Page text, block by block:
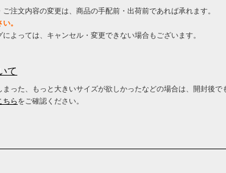
注文内容の変更は、商品の手配前・出荷前であれば承れます。
。
よっては、キャンセル・変更できない場合もございます。
て
った、もっと大きいサイズが欲しかったなどの場合は、開封後で
ちら をご確認ください。